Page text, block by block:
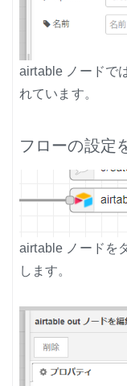
airtable ノードで
れています。
フローの設定
airtable ノードを
します。